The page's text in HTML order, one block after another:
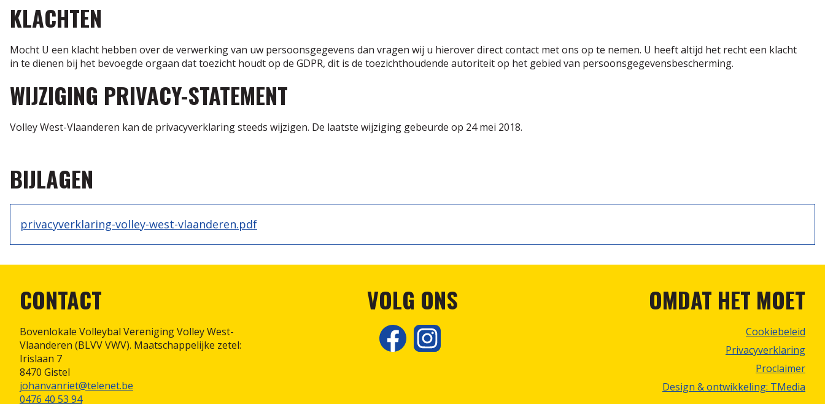
KLACHTEN
Mocht U een klacht hebben over de verwerking van uw persoonsgegevens dan vragen wij u hierover direct contact met ons op te nemen. U heeft altijd het recht een klacht
in te dienen bij het bevoegde orgaan dat toezicht houdt op de GDPR, dit is de toezichthoudende autoriteit op het gebied van persoonsgegevensbescherming.
WIJZIGING PRIVACY-STATEMENT
Volley West-Vlaanderen kan de privacyverklaring steeds wijzigen. De laatste wijziging gebeurde op 24 mei 2018.
BIJLAGEN
privacyverklaring-volley-west-vlaanderen.pdf
CONTACT
Bovenlokale Volleybal Vereniging Volley West-
Vlaanderen (BLVV VWV). Maatschappelijke zetel:
Irislaan 7
8470 Gistel
johanvanriet@telenet.be
0476 40 53 94
VOLG ONS OMDAT HET MOET
Cookiebeleid
Privacyverklaring
Proclaimer
Design & ontwikkeling: TMedia